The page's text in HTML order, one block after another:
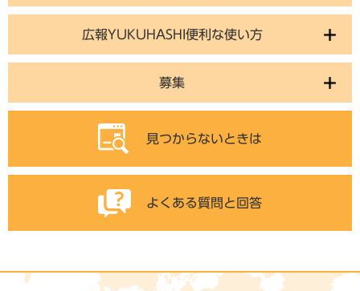
広報YUKUHASHI便利な使い方
募集
見つからないときは
よくある質問と回答